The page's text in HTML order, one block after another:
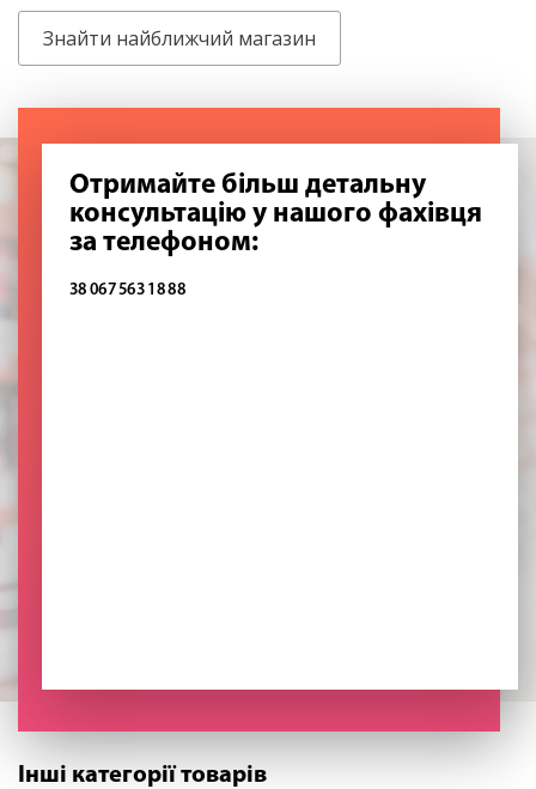
Знайти найближчий магазин
Отримайте більш детальну
консультацію у нашого фахівця
за телефоном:
38 067 563 18 88
Інші категорії товарів